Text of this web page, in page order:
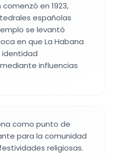
en 1923,
españolas
se levantó
en que La Habana
identidad
influencias
como punto de
para la comunidad
religiosas.